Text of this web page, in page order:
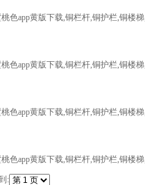
色app黄版下载,铜栏杆,铜护栏,铜
色app黄版下载,铜栏杆,铜护栏,铜
色app黄版下载,铜栏杆,铜护栏,铜
色app黄版下载,铜栏杆,铜护栏,铜
: